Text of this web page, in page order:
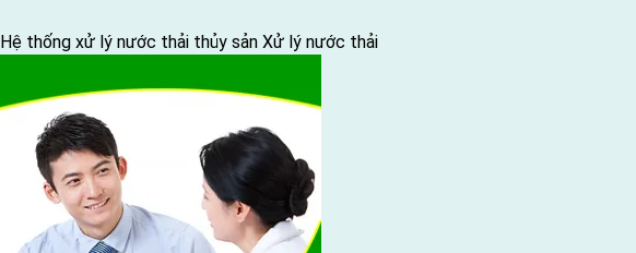
Hệ thống xử lý nước thải thủy sản Xử lý nước thải